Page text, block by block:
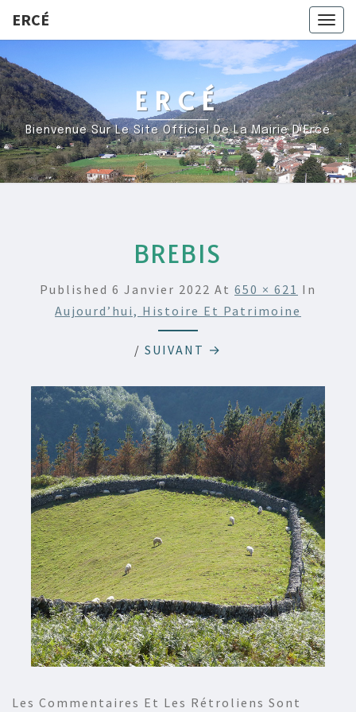
ERCÉ
ERCÉ
Bienvenue Sur Le Site Officiel De La Mairie D’Ercé
BREBIS
Published 6 Janvier 2022 At 650 × 621 In
Aujourd’hui, Histoire Et Patrimoine
/ SUIVANT →
Les Commentaires Et Les Rétroliens Sont